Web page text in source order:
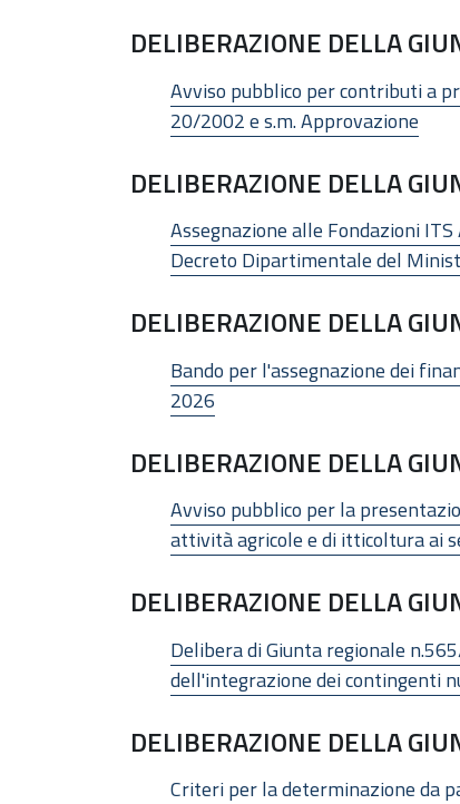
DELIBERAZIONE DELLA
Avviso pubblico per contributi a
20/2002 e s.m. Approvazione
DELIBERAZIONE DELLA
Assegnazione alle Fondazioni
Decreto Dipartimentale del
DELIBERAZIONE DELLA
Bando per l'assegnazione dei
2026
DELIBERAZIONE DELLA
Avviso pubblico per la
attività agricole e di itticoltura ai
DELIBERAZIONE DELLA
Delibera di Giunta regionale
dell'integrazione dei contingenti
DELIBERAZIONE DELLA
Criteri per la determinazione da